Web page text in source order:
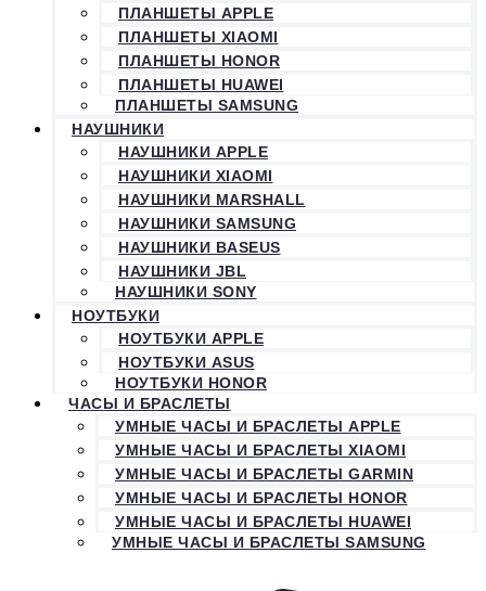
ПЛАНШЕТЫ APPLE
ПЛАНШЕТЫ XIAOMI
ПЛАНШЕТЫ HONOR
ПЛАНШЕТЫ HUAWEI
ПЛАНШЕТЫ SAMSUNG
НАУШНИКИ
НАУШНИКИ APPLE
НАУШНИКИ XIAOMI
НАУШНИКИ MARSHALL
НАУШНИКИ SAMSUNG
НАУШНИКИ BASEUS
НАУШНИКИ JBL
НАУШНИКИ SONY
НОУТБУКИ
НОУТБУКИ APPLE
НОУТБУКИ ASUS
НОУТБУКИ HONOR
ЧАСЫ И БРАСЛЕТЫ
УМНЫЕ ЧАСЫ И БРАСЛЕТЫ APPLE
УМНЫЕ ЧАСЫ И БРАСЛЕТЫ XIAOMI
УМНЫЕ ЧАСЫ И БРАСЛЕТЫ GARMIN
УМНЫЕ ЧАСЫ И БРАСЛЕТЫ HONOR
УМНЫЕ ЧАСЫ И БРАСЛЕТЫ HUAWEI
УМНЫЕ ЧАСЫ И БРАСЛЕТЫ SAMSUNG